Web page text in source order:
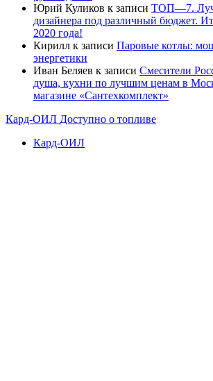
Юрий Куликов к записи ТОП—7.
дизайнера под различный бюджет.
2020 года!
Кирилл к записи Паровые котлы:
энергетики
Иван Беляев к записи Cмесители
душа, кухни по лучшим ценам в
магазине «Сантехкомплект»
Кард-ОИЛ Доступно о топливе
Кард-ОИЛ